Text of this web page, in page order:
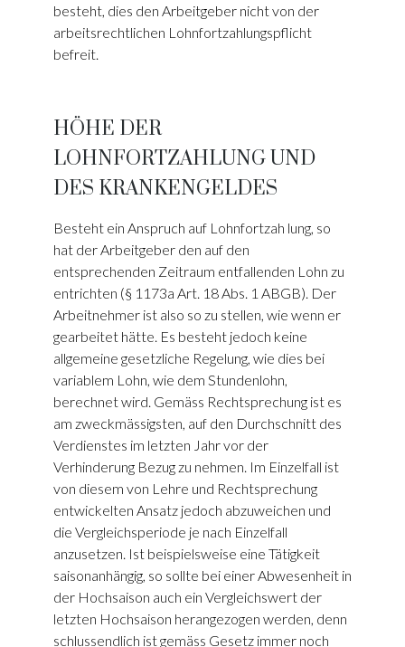
besteht, dies den Arbeitgeber nicht von der
arbeitsrechtlichen Lohnfortzah­lungspflicht
befreit.
HÖHE DER
LOHNFORTZAHLUNG UND
DES KRANKENGELDES
Besteht ein Anspruch auf Lohnfortzah­ lung, so
hat der Arbeitgeber den auf den
entsprechenden Zeitraum entfallenden Lohn zu
entrichten (§ 1173a Art. 18 Abs. 1 ABGB). Der
Arbeitnehmer ist also so zu stellen, wie wenn er
gearbeitet hätte. Es besteht jedoch keine
allgemeine gesetz­liche Regelung, wie dies bei
variablem Lohn, wie dem Stundenlohn,
berechnet wird. Gemäss Rechtsprechung ist es
am zweckmässigsten, auf den Durchschnitt des
Verdienstes im letzten Jahr vor der
Verhinderung Bezug zu nehmen. Im Einzelfall ist
von diesem von Lehre und Rechtsprechung
entwickelten Ansatz jedoch abzuweichen und
die Vergleichs­periode je nach Einzelfall
anzusetzen. Ist beispielsweise eine Tätigkeit
saisonanhängig, so sollte bei einer Abwesenheit in
der Hochsaison auch ein Vergleichs­wert der
letzten Hochsaison herange­zogen werden, denn
schlussendlich ist gemäss Gesetz immer noch